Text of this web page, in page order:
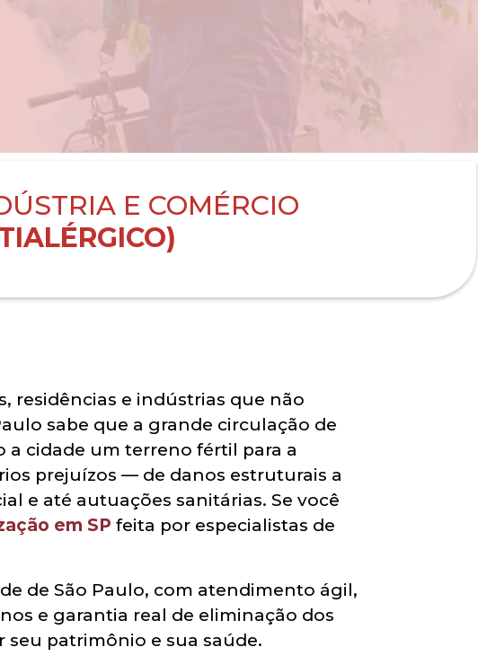
E COMÉRCIO
residências e indústrias que não
sabe que a grande circulação de
cidade um terreno fértil para a
prejuízos — de danos estruturais a
e até autuações sanitárias. Se você
em SP feita por especialistas de
de São Paulo, com atendimento ágil,
e garantia real de eliminação dos
patrimônio e sua saúde.